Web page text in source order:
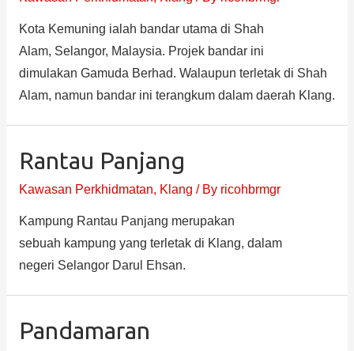
Kota Kemuning ialah bandar utama di Shah
Alam, Selangor, Malaysia. Projek bandar ini
dimulakan Gamuda Berhad. Walaupun terletak di Shah
Alam, namun bandar ini terangkum dalam daerah Klang.
Rantau Panjang
Kawasan Perkhidmatan, Klang / By ricohbrmgr
Kampung Rantau Panjang merupakan
sebuah kampung yang terletak di Klang, dalam
negeri Selangor Darul Ehsan.
Pandamaran